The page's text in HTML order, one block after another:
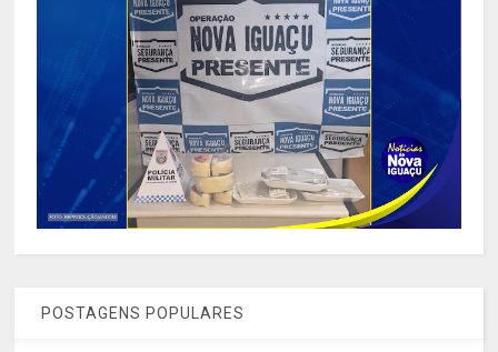
POSTAGENS POPULARES